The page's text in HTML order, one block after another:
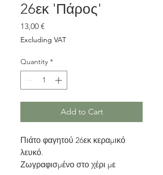
26εκ 'Πάρος'
13,00 €
Excluding VAT
Quantity *
Add to Cart
Πιάτο φαγητού 26εκ κεραμικό
λευκό.
Ζωγραφισμένο στο χέρι με